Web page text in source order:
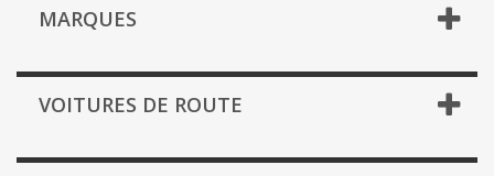
MARQUES
VOITURES DE ROUTE